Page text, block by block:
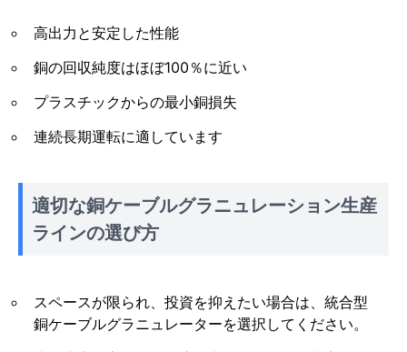
高出力と安定した性能
銅の回収純度はほぼ100％に近い
プラスチックからの最小銅損失
連続長期運転に適しています
適切な銅ケーブルグラニュレーション生産
ラインの選び方
スペースが限られ、投資を抑えたい場合は、統合型
銅ケーブルグラニュレーターを選択してください。